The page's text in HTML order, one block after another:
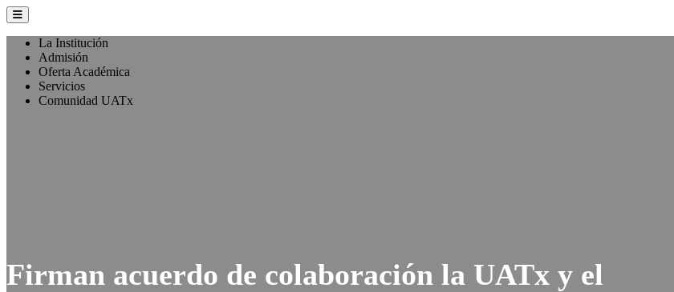
La Institución
Admisión
Oferta Académica
Servicios
Comunidad UATx
Firman acuerdo de colaboración la UATx y el